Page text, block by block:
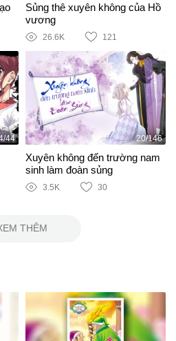
Sủng thê xuyên không của Hồ
vương
26.6K 121
44 20/146
Xuyên không đến trường nam
sinh làm đoàn sủng
3.5K 30
THÊM